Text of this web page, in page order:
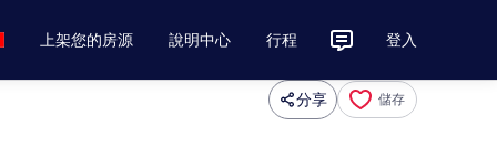
上架您的房源 說明中心 行程 登入
分享 儲存